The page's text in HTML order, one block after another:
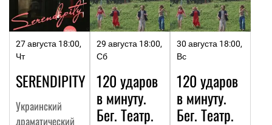
27 августа 18:00,
Чт
SERENDIPITY
Украинский
драматический
29 августа 18:00,
Сб
120 ударов
в минуту.
Бег. Театр.
30 августа 18:00,
Вс
120 ударов
в минуту.
Бег. Театр.